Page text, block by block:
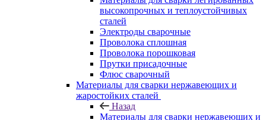
высокопрочных и теплоустойчивых
сталей
Электроды сварочные
Проволока сплошная
Проволока порошковая
Прутки присадочные
Флюс сварочный
Материалы для сварки нержавеющих и
жаростойких сталей
Назад
Материалы для сварки нержавеющих и